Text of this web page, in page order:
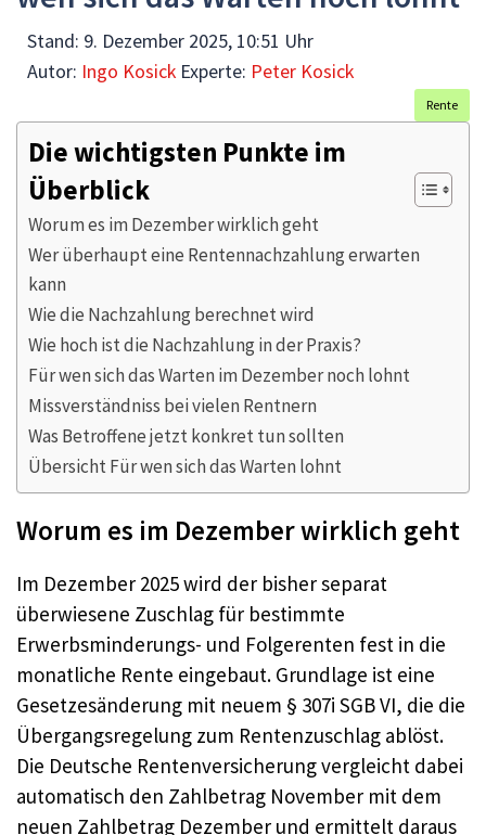
Stand: 9. Dezember 2025, 10:51 Uhr
Autor: Ingo Kosick Experte: Peter Kosick
Rente
Die wichtigsten Punkte im
Überblick
Worum es im Dezember wirklich geht
Wer überhaupt eine Rentennachzahlung erwarten
kann
Wie die Nachzahlung berechnet wird
Wie hoch ist die Nachzahlung in der Praxis?
Für wen sich das Warten im Dezember noch lohnt
Missverständniss bei vielen Rentnern
Was Betroffene jetzt konkret tun sollten
Übersicht Für wen sich das Warten lohnt
Worum es im Dezember wirklich geht
Im Dezember 2025 wird der bisher separat
überwiesene Zuschlag für bestimmte
Erwerbsminderungs- und Folgerenten fest in die
monatliche Rente eingebaut. Grundlage ist eine
Gesetzesänderung mit neuem § 307i SGB VI, die die
Übergangsregelung zum Rentenzuschlag ablöst.
Die Deutsche Rentenversicherung vergleicht dabei
automatisch den Zahlbetrag November mit dem
neuen Zahlbetrag Dezember und ermittelt daraus